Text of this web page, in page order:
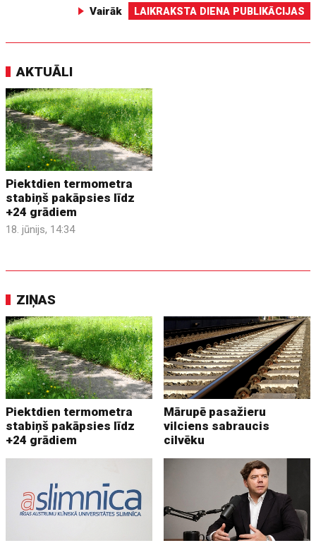
Vairāk LAIKRAKSTA DIENA PUBLIKĀCIJAS
AKTUĀLI
Piektdien termometra
stabiņš pakāpsies līdz
+24 grādiem
18. jūnijs, 14:34
ZIŅAS
Piektdien termometra
stabiņš pakāpsies līdz
+24 grādiem
Mārupē pasažieru
vilciens sabraucis
cilvēku